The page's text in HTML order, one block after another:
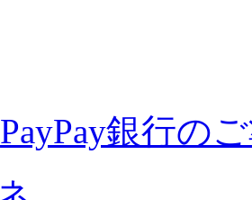
PayPay銀行の